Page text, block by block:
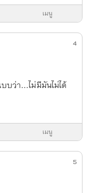
เมนู
4
บว่า...ไม่มีมันไม่ได้
เมนู
5